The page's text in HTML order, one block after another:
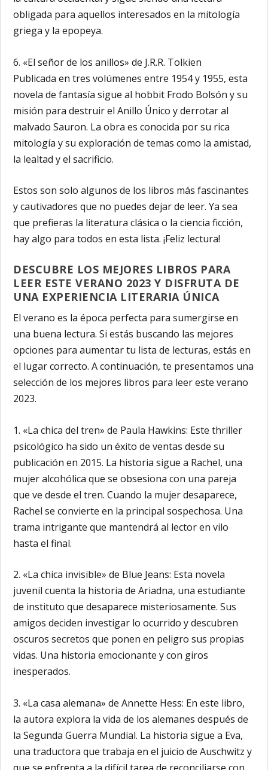
obligada para aquellos interesados en la mitología
griega y la epopeya.
6. «El señor de los anillos» de J.R.R. Tolkien
Publicada en tres volúmenes entre 1954 y 1955, esta
novela de fantasía sigue al hobbit Frodo Bolsón y su
misión para destruir el Anillo Único y derrotar al
malvado Sauron. La obra es conocida por su rica
mitología y su exploración de temas como la amistad,
la lealtad y el sacrificio.
Estos son solo algunos de los libros más fascinantes
y cautivadores que no puedes dejar de leer. Ya sea
que prefieras la literatura clásica o la ciencia ficción,
hay algo para todos en esta lista. ¡Feliz lectura!
DESCUBRE LOS MEJORES LIBROS PARA
LEER ESTE VERANO 2023 Y DISFRUTA DE
UNA EXPERIENCIA LITERARIA ÚNICA
El verano es la época perfecta para sumergirse en
una buena lectura. Si estás buscando las mejores
opciones para aumentar tu lista de lecturas, estás en
el lugar correcto. A continuación, te presentamos una
selección de los mejores libros para leer este verano
2023.
1. «La chica del tren» de Paula Hawkins: Este thriller
psicológico ha sido un éxito de ventas desde su
publicación en 2015. La historia sigue a Rachel, una
mujer alcohólica que se obsesiona con una pareja
que ve desde el tren. Cuando la mujer desaparece,
Rachel se convierte en la principal sospechosa. Una
trama intrigante que mantendrá al lector en vilo
hasta el final.
2. «La chica invisible» de Blue Jeans: Esta novela
juvenil cuenta la historia de Ariadna, una estudiante
de instituto que desaparece misteriosamente. Sus
amigos deciden investigar lo ocurrido y descubren
oscuros secretos que ponen en peligro sus propias
vidas. Una historia emocionante y con giros
inesperados.
3. «La casa alemana» de Annette Hess: En este libro,
la autora explora la vida de los alemanes después de
la Segunda Guerra Mundial. La historia sigue a Eva,
una traductora que trabaja en el juicio de Auschwitz y